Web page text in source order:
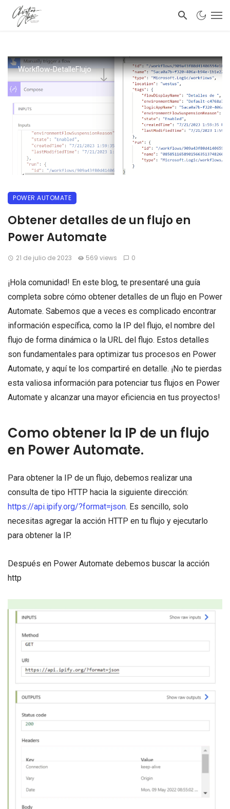
Workflow-DetalleFlujo
POWER AUTOMATE
Obtener detalles de un flujo en
Power Automate
21 de julio de 2023 569 views 0
¡Hola comunidad! En este blog, te presentaré una guía
completa sobre cómo obtener detalles de un flujo en Power
Automate. Sabemos que a veces es complicado encontrar
información específica, como la IP del flujo, el nombre del
flujo de forma dinámica o la URL del flujo. Estos detalles
son fundamentales para optimizar tus procesos en Power
Automate, y aquí te los compartiré en detalle. ¡No te pierdas
esta valiosa información para potenciar tus flujos en Power
Automate y alcanzar una mayor eficiencia en tus proyectos!
Como obtener la IP de un flujo
en Power Automate.
Para obtener la IP de un flujo, debemos realizar una
consulta de tipo HTTP hacia la siguiente dirección:
https://api.ipify.org/?format=json. Es sencillo, solo
necesitas agregar la acción HTTP en tu flujo y ejecutarlo
para obtener la IP.
Después en Power Automate debemos buscar la acción
http